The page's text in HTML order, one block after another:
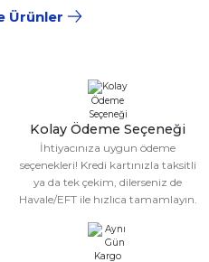
pahalı.
olmalı.
siz yapın!
Ürünler
Kolay Ödeme Seçeneği
İhtiyacınıza uygun ödeme
seçenekleri! Kredi kartınızla taksitli
ya da tek çekim, dilerseniz de
Havale/EFT ile hızlıca tamamlayın.